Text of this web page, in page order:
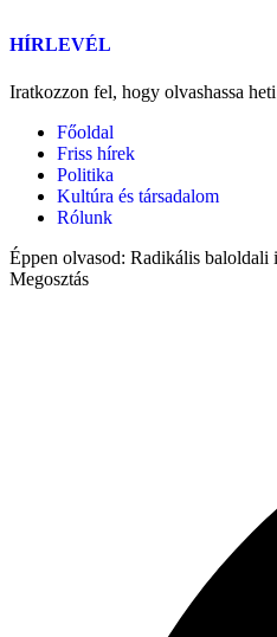
HÍRLEVÉL
Iratkozzon fel, hogy olvashassa
Főoldal
Friss hírek
Politika
Kultúra és társadalom
Rólunk
Éppen olvasod: Radikális baloldali
Megosztás